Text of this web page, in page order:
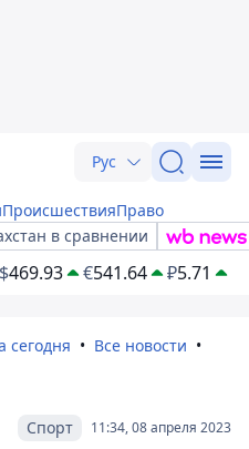
Рус
ПроисшествияПраво
в сравнении
$469.93 €541.64 ₽5.71
сегодня
Все новости
11:34, 08 апреля 2023
Спорт